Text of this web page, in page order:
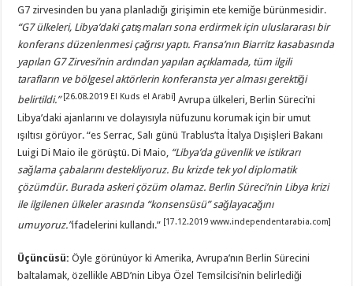
G7 zirvesinden bu yana planladığı girişimin ete kemiğe bürünmesidir.
“G7 ülkeleri, Libya’daki çatışmaları sona erdirmek için uluslararası bir
konferans düzenlenmesi çağrısı yaptı. Fransa’nın Biarritz kasabasında
yapılan G7 Zirvesi’nin ardından yapılan açıklamada, tüm ilgili
tarafların ve bölgesel aktörlerin konferansta yer alması gerektiği
belirtildi.” [26.08.2019 El Kuds el Arabi] Avrupa ülkeleri, Berlin Süreci’ni
Libya’daki ajanlarını ve dolayısıyla nüfuzunu korumak için bir umut
ışıltısı görüyor. “es Serrac, Salı günü Trablus’ta İtalya Dışişleri Bakanı
Luigi Di Maio ile görüştü. Di Maio, “Libya’da güvenlik ve istikrarı
sağlama çabalarını destekliyoruz. Bu krizde tek yol diplomatik
çözümdür. Burada askeri çözüm olamaz. Berlin Süreci’nin Libya krizi
ile ilgilenen ülkeler arasında “konsensüsü” sağlayacağını
umuyoruz.”ifadelerini kullandı.” [17.12.2019 www.independentarabia.com]
Üçüncüsü: Öyle görünüyor ki Amerika, Avrupa’nın Berlin Sürecini
baltalamak, özellikle ABD’nin Libya Özel Temsilcisi’nin belirlediği